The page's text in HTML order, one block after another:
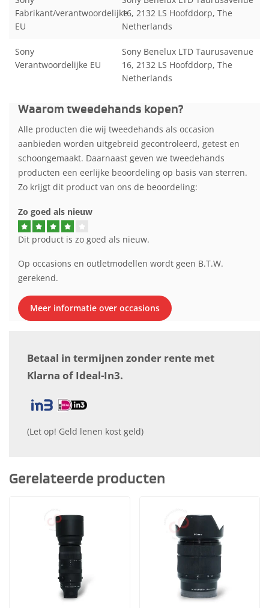
Fabrikant/verantwoordelijke
EU
16, 2132 LS Hoofddorp, The
Netherlands
Sony
Verantwoordelijke EU
Sony Benelux LTD Taurusavenue
16, 2132 LS Hoofddorp, The
Netherlands
Waarom tweedehands kopen?
Alle producten die wij tweedehands als occasion
aanbieden worden uitgebreid gecontroleerd, getest en
schoongemaakt. Daarnaast geven we tweedehands
producten een eerlijke beoordeling op basis van sterren.
Zo krijgt dit product van ons de beoordeling:
Zo goed als nieuw
Dit product is zo goed als nieuw.
Op occasions en outletmodellen wordt geen B.T.W.
gerekend.
Meer informatie over occasions
Betaal in termijnen zonder rente met
Klarna of Ideal-In3.
(Let op! Geld lenen kost geld)
Gerelateerde producten